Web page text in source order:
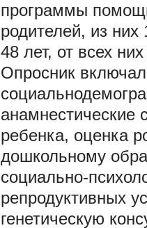
программы
родителей, из них
48 лет, от всех
Опросник
анамнестические
ребенка, оценка
дошкольному
социально-
репродуктивных
генетическую